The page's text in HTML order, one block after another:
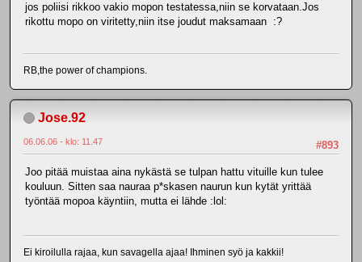
jos poliisi rikkoo vakio mopon testatessa,niin se korvataan.Jos
rikottu mopo on viritetty,niin itse joudut maksamaan :?
RB,the power of champions.
Jose.92
#893
06.06.06 - klo: 11.47
Joo pitää muistaa aina nykästä se tulpan hattu vituille kun tulee
kouluun. Sitten saa nauraa p*skasen naurun kun kytät yrittää
työntää mopoa käyntiin, mutta ei lähde :lol:
Ei kiroilulla rajaa, kun savagella ajaa! Ihminen syö ja kakkii!